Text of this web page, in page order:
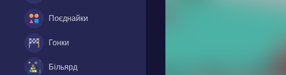
Поєднайки
Гонки
Більярд